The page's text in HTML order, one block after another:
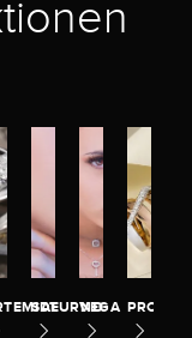
SATURNO
VEGA